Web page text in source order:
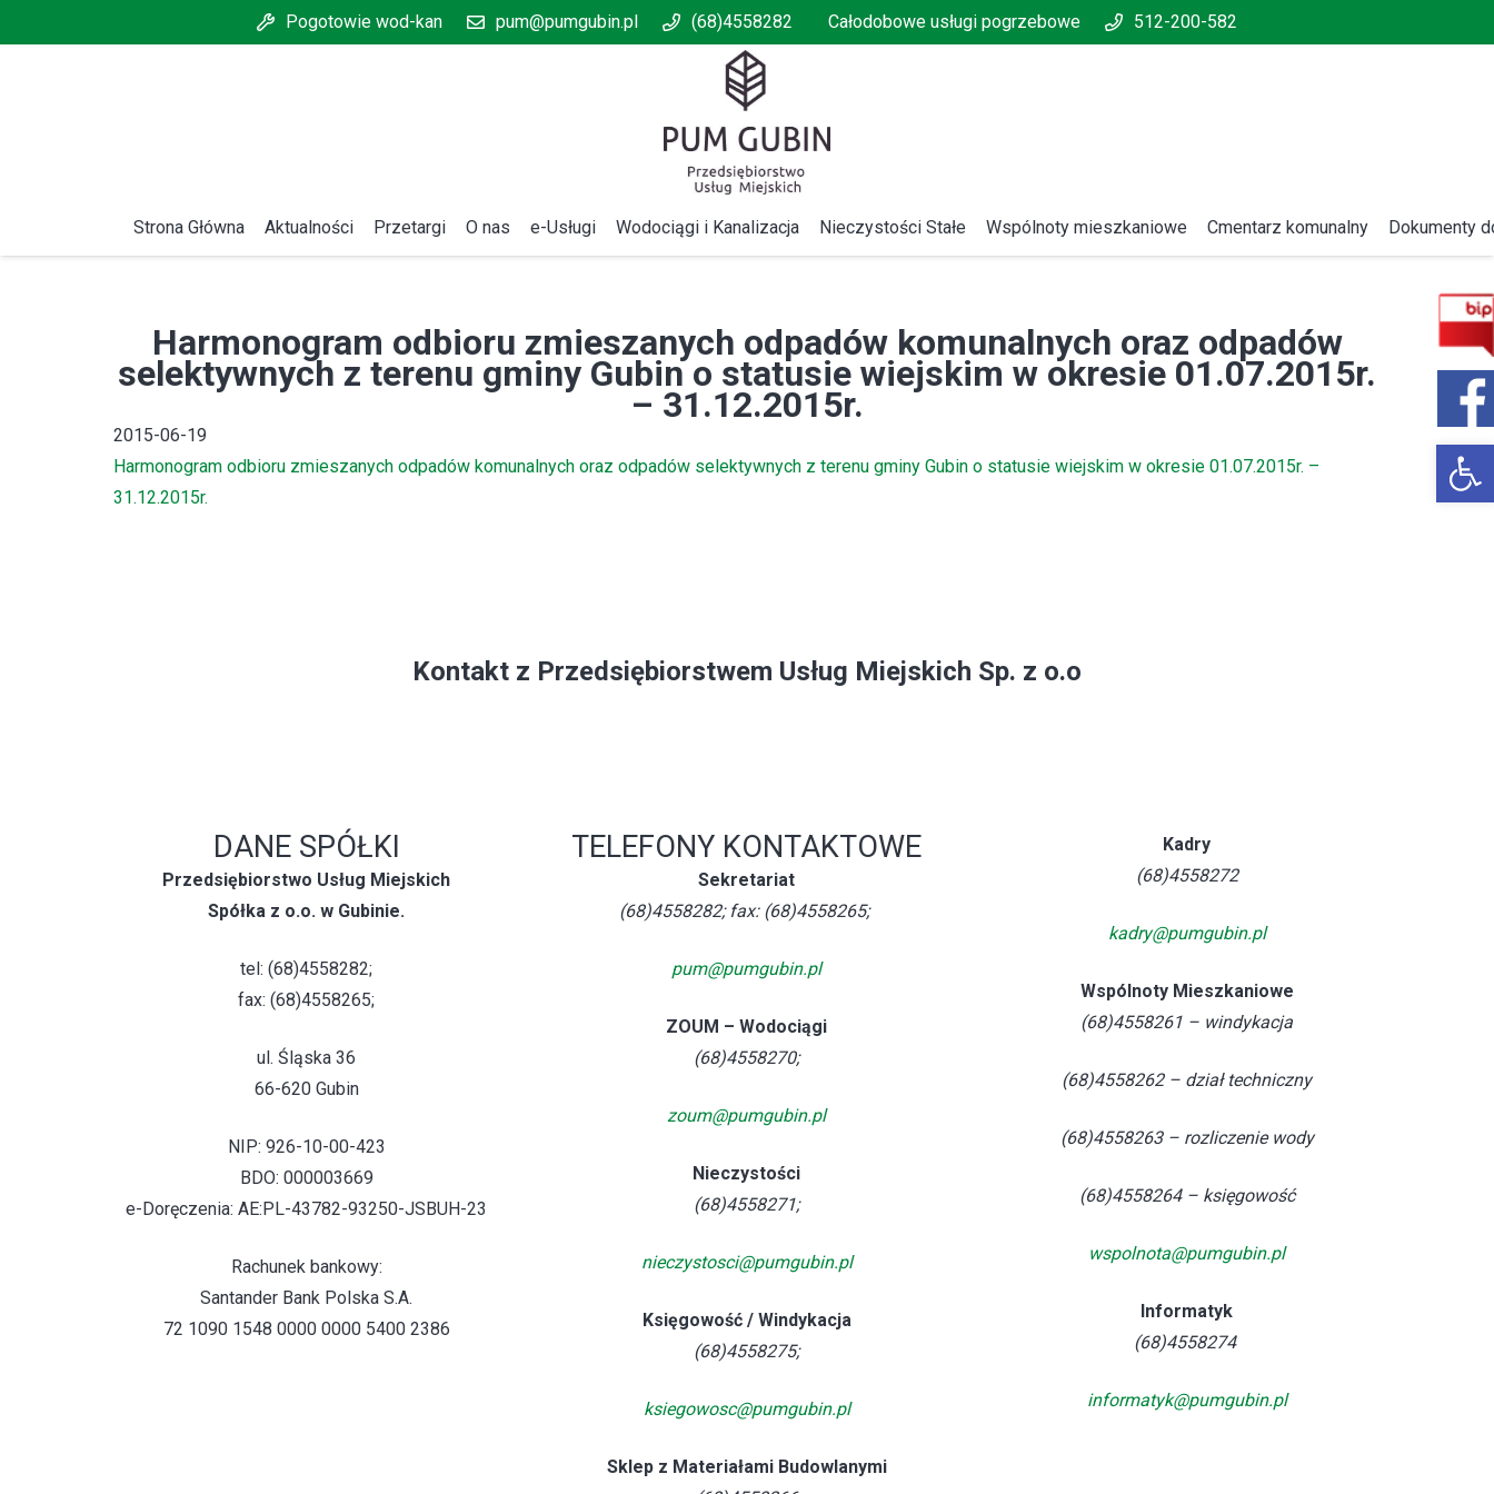
Pogotowie wod-kan pum@pumgubin.pl (68)4558282 Całodobowe usługi pogrzebowe 512-200-582
Strona Główna Aktualności Przetargi O nas e-Usługi Wodociągi i Kanalizacja Nieczystości Stałe Wspólnoty mieszkaniowe Cmentarz komunalny Dokumenty
Harmonogram odbioru zmieszanych odpadów komunalnych oraz odpadów
selektywnych z terenu gminy Gubin o statusie wiejskim w okresie 01.07.2015r.
– 31.12.2015r.
2015-06-19
Harmonogram odbioru zmieszanych odpadów komunalnych oraz odpadów selektywnych z terenu gminy Gubin o statusie wiejskim w okresie 01.07.2015r. –
31.12.2015r.
Kontakt z Przedsiębiorstwem Usług Miejskich Sp. z o.o
DANE SPÓŁKI
Przedsiębiorstwo Usług Miejskich
Spółka z o.o. w Gubinie.
tel: (68)4558282;
fax: (68)4558265;
ul. Śląska 36
66-620 Gubin
NIP: 926-10-00-423
BDO: 000003669
e-Doręczenia: AE:PL-43782-93250-JSBUH-23
Rachunek bankowy:
Santander Bank Polska S.A.
72 1090 1548 0000 0000 5400 2386
TELEFONY KONTAKTOWE
Sekretariat
(68)4558282; fax: (68)4558265;
pum@pumgubin.pl
ZOUM – Wodociągi
(68)4558270;
zoum@pumgubin.pl
Nieczystości
(68)4558271;
nieczystosci@pumgubin.pl
Księgowość / Windykacja
(68)4558275;
ksiegowosc@pumgubin.pl
Sklep z Materiałami Budowlanymi
Kadry
(68)4558272
kadry@pumgubin.pl
Wspólnoty Mieszkaniowe
(68)4558261 – windykacja
(68)4558262 – dział techniczny
(68)4558263 – rozliczenie wody
(68)4558264 – księgowość
wspolnota@pumgubin.pl
Informatyk
(68)4558274
informatyk@pumgubin.pl